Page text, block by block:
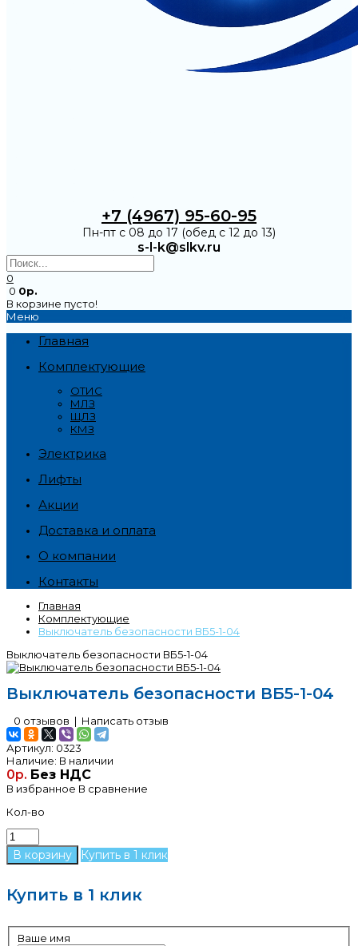
+7 (4967) 95-60-95
Пн-пт с 08 до 17 (обед с 12 до 13)
s-l-k@slkv.ru
0
0 0р.
В корзине пусто!
Меню
Главная
Комплектующие
ОТИС
МЛЗ
ЩЛЗ
КМЗ
Электрика
Лифты
Акции
Доставка и оплата
О компании
Контакты
Главная
Комплектующие
Выключатель безопасности ВБ5-1-04
Выключатель безопасности ВБ5-1-04
Выключатель безопасности ВБ5-1-04
0 отзывов | Написать отзыв
Артикул: 0323
Наличие: В наличии
0р. Без НДС
В избранное В сравнение
Кол-во
Купить в 1 клик
Купить в 1 клик
Ваше имя